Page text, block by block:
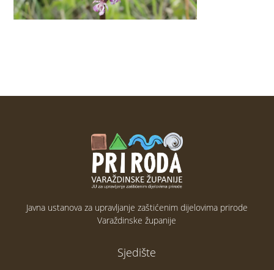
Javna ustanova za upravljanje zaštićenim dijelovima prirode
Varaždinske županije
Sjedište